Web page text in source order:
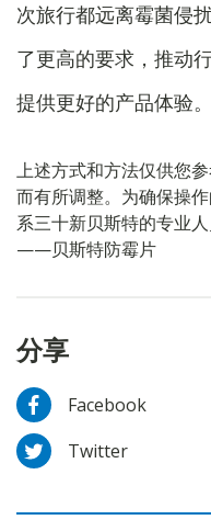
次旅行都远离霉菌侵
了更高的要求，推动
提供更好的产品体验。
上述方式和方法仅供您
而有所调整。为确保操
系三十新贝斯特的专业
——贝斯特防霉片
分享
Facebook
Twitter